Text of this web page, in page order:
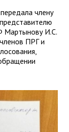
члену
Мартынову И.С.
ПРГ и